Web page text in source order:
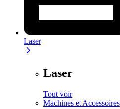
Laser
Laser
Tout voir
Machines et Accessoires